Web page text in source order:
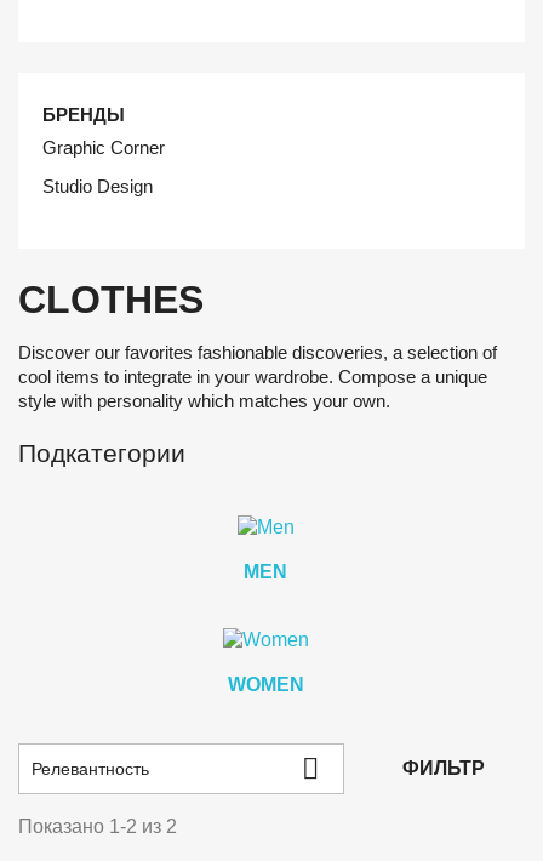
БРЕНДЫ
Graphic Corner
Studio Design
CLOTHES
Discover our favorites fashionable discoveries, a selection of
cool items to integrate in your wardrobe. Compose a unique
style with personality which matches your own.
Подкатегории
MEN
WOMEN
Релевантность  ФИЛЬТР
Показано 1-2 из 2